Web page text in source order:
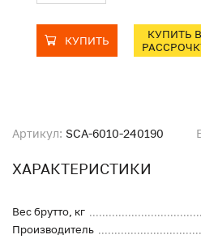
Артикул: SCA-6010-240190
ХАРАКТЕРИСТИКИ
Вес брутто, кг
Производитель
КУПИТЬ
КУПИТЬ В